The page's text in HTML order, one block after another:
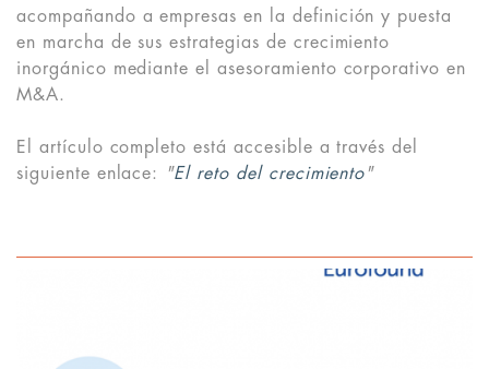
acompañando a empresas en la definición y puesta
en marcha de sus estrategias de crecimiento
inorgánico mediante el asesoramiento corporativo en
M&A.
El artículo completo está accesible a través del
siguiente enlace:
"El reto del crecimiento"